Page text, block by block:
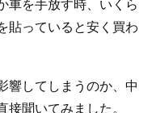
車を手放す時、いくら
貼っていると安く買わ
響してしまうのか、中
聞いてみました。